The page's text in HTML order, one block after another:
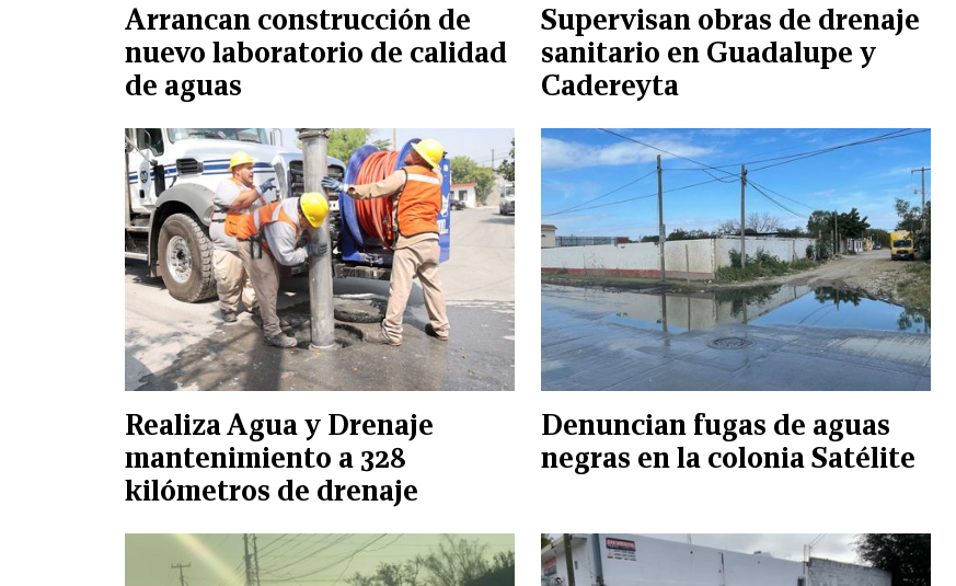
Arrancan construcción de
nuevo laboratorio de calidad
de aguas
Supervisan obras de drenaje
sanitario en Guadalupe y
Cadereyta
Realiza Agua y Drenaje
mantenimiento a 328
kilómetros de drenaje
Denuncian fugas de aguas
negras en la colonia Satélite